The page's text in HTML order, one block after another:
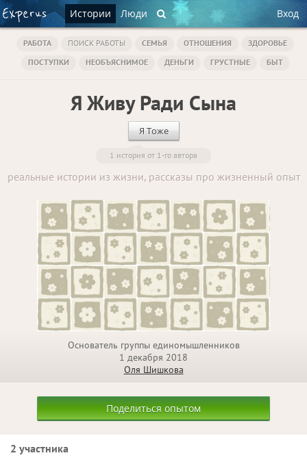
Истории Люди Вход
РАБОТА ПОИСК РАБОТЫ СЕМЬЯ ОТНОШЕНИЯ
ЗДОРОВЬЕ
ПОСТУПКИ
НЕОБЪЯСНИМОЕ ДЕНЬГИ ГРУСТНЫЕ БЫТ
Я Живу Ради Сына
Я Тоже
1 история от 1-го автора
реальные истории из жизни, рассказы про жизненный опыт
Основатель группы единомышленников
1 декабря 2018
Оля Шишкова
Поделиться опытом
2 участника